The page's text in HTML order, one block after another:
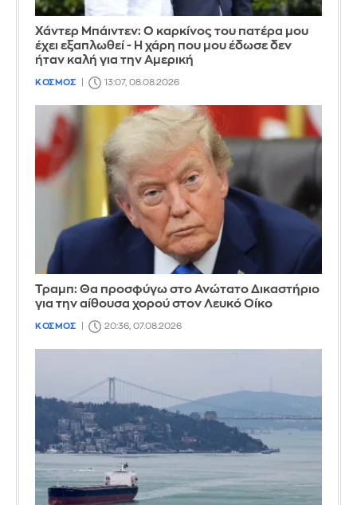
Χάντερ Μπάιντεν: Ο καρκίνος του πατέρα μου
έχει εξαπλωθεί - Η χάρη που μου έδωσε δεν
ήταν καλή για την Αμερική
ΚΟΣΜΟΣ 13:07, 08.08.2026
Τραμπ: Θα προσφύγω στο Ανώτατο Δικαστήριο
για την αίθουσα χορού στον Λευκό Οίκο
ΚΟΣΜΟΣ 20:36, 07.08.2026